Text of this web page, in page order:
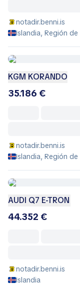
notadir.benni.is
Islandia, Región
KGM KORANDO
35.186 €
notadir.benni.is
Islandia, Región
AUDI Q7 E-TRON
44.352 €
notadir.benni.is
Islandia